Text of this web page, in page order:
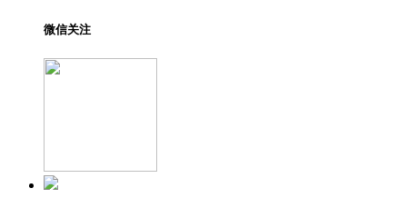
微信关注